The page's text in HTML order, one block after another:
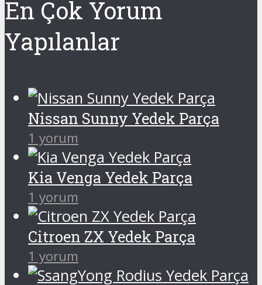
En Çok Yorum
Yapılanlar
Nissan Sunny Yedek Parça
1 yorum
Kia Venga Yedek Parça
1 yorum
Citroen ZX Yedek Parça
1 yorum